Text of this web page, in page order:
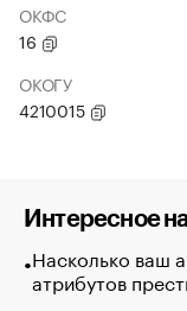
ОКФС
16
ОКОГУ
4210015
Интересное
Насколько ваш
атрибутов